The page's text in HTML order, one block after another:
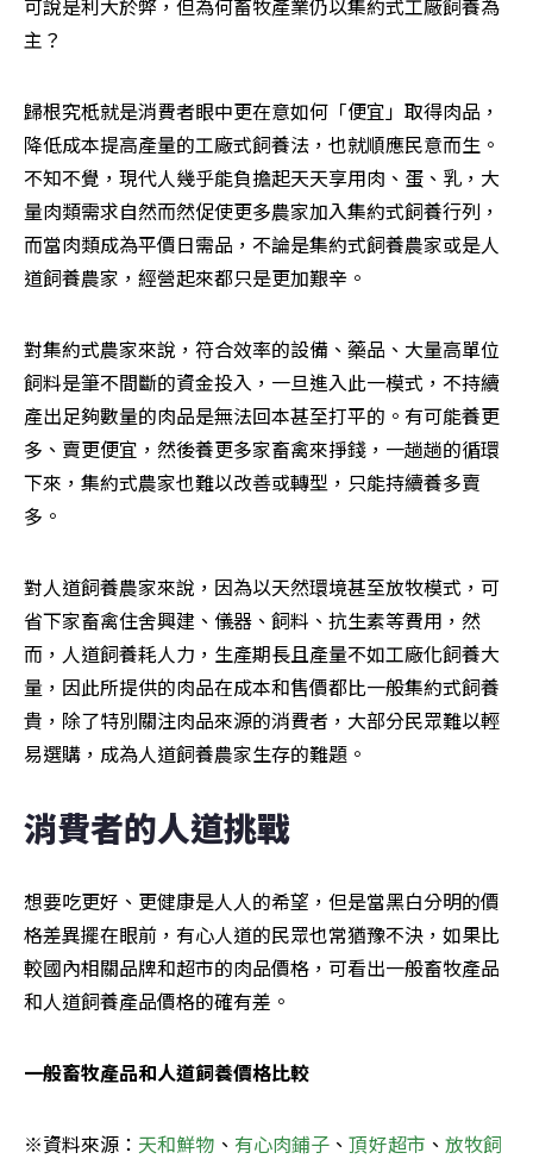
可說是利大於弊，但為何畜牧產業仍以集約式工廠飼養為
主？
歸根究柢就是消費者眼中更在意如何「便宜」取得肉品，
降低成本提高產量的工廠式飼養法，也就順應民意而生。
不知不覺，現代人幾乎能負擔起天天享用肉、蛋、乳，大
量肉類需求自然而然促使更多農家加入集約式飼養行列，
而當肉類成為平價日需品，不論是集約式飼養農家或是人
道飼養農家，經營起來都只是更加艱辛。
對集約式農家來說，符合效率的設備、藥品、大量高單位
飼料是筆不間斷的資金投入，一旦進入此一模式，不持續
產出足夠數量的肉品是無法回本甚至打平的。有可能養更
多、賣更便宜，然後養更多家畜禽來掙錢，一趟趟的循環
下來，集約式農家也難以改善或轉型，只能持續養多賣
多。
對人道飼養農家來說，因為以天然環境甚至放牧模式，可
省下家畜禽住舍興建、儀器、飼料、抗生素等費用，然
而，人道飼養耗人力，生產期長且產量不如工廠化飼養大
量，因此所提供的肉品在成本和售價都比一般集約式飼養
貴，除了特別關注肉品來源的消費者，大部分民眾難以輕
易選購，成為人道飼養農家生存的難題。
消費者的人道挑戰
想要吃更好、更健康是人人的希望，但是當黑白分明的價
格差異擺在眼前，有心人道的民眾也常猶豫不決，如果比
較國內相關品牌和超市的肉品價格，可看出一般畜牧產品
和人道飼養產品價格的確有差。
一般畜牧產品和人道飼養價格比較
※資料來源： 天和鮮物 、 有心肉鋪子 、頂好超市 、放牧飼